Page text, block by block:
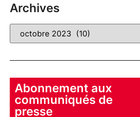
Archives
Abonnement aux
communiqués de
presse